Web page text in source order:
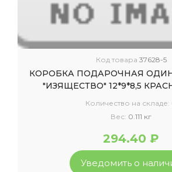
Код товара 37628-5
КОРОБКА ПОДАРОЧНАЯ
"ИЗЯЩЕСТВО" 12*9*8,5
Количество на складе:
Вес: 0.111 кг
294.40 ₽
Уведомить о